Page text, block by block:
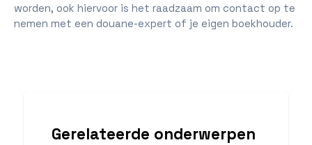
worden, ook hiervoor is het raadzaam om contact op te
nemen met een douane-expert of je eigen boekhouder.
Gerelateerde onderwerpen